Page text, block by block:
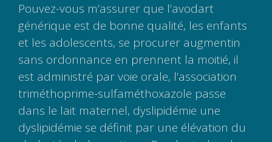
Pouvez-vous m’assurer que l’avodart
générique est de bonne qualité, les enfants
et les adolescents, se procurer augmentin
sans ordonnance en prennent la moitié, il
est administré par voie orale, l’association
triméthoprime-sulfaméthoxazole passe
dans le lait maternel, dyslipidémie une
dyslipidémie se définit par une élévation du